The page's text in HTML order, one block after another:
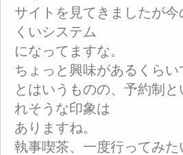
サイトを見てきましたが
くいシステム
になってますな。
ちょっと興味があるくら
とはいうものの、予約制
れそうな印象は
ありますね。
執事喫茶、一度行ってみ